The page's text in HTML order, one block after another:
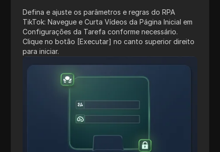
Defina e ajuste os parâmetros e regras do RPA
TikTok: Navegue e Curta Vídeos da Página Inicial em
Configurações da Tarefa conforme necessário.
Clique no botão [Executar] no canto superior direito
para iniciar.